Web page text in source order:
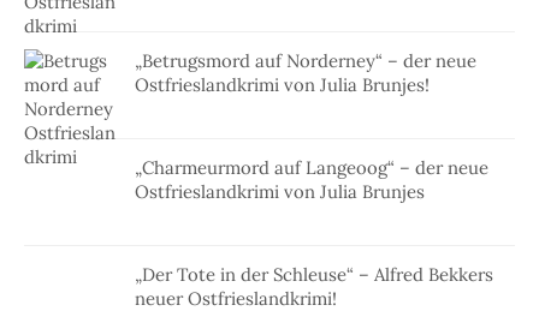
„Betrugsmord auf Norderney“ – der neue
Ostfrieslandkrimi von Julia Brunjes!
„Charmeurmord auf Langeoog“ – der neue
Ostfrieslandkrimi von Julia Brunjes
„Der Tote in der Schleuse“ – Alfred Bekkers
neuer Ostfrieslandkrimi!